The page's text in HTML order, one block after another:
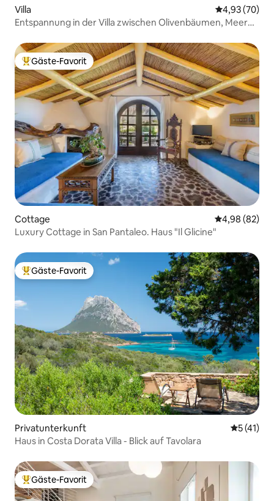
Villa
4,93 (70)
Entspannung in der Villa zwischen Olivenbäumen, Meer
Beliebter Gäste-Favorit.
Gäste-Favorit
Cottage
4,98 (82)
Luxury Cottage in San Pantaleo. Haus "Il Glicine"
Beliebter Gäste-Favorit.
Gäste-Favorit
Privatunterkunft
5 (41)
Haus in Costa Dorata Villa - Blick auf Tavolara
Beliebter Gäste-Favorit.
Gäste-Favorit